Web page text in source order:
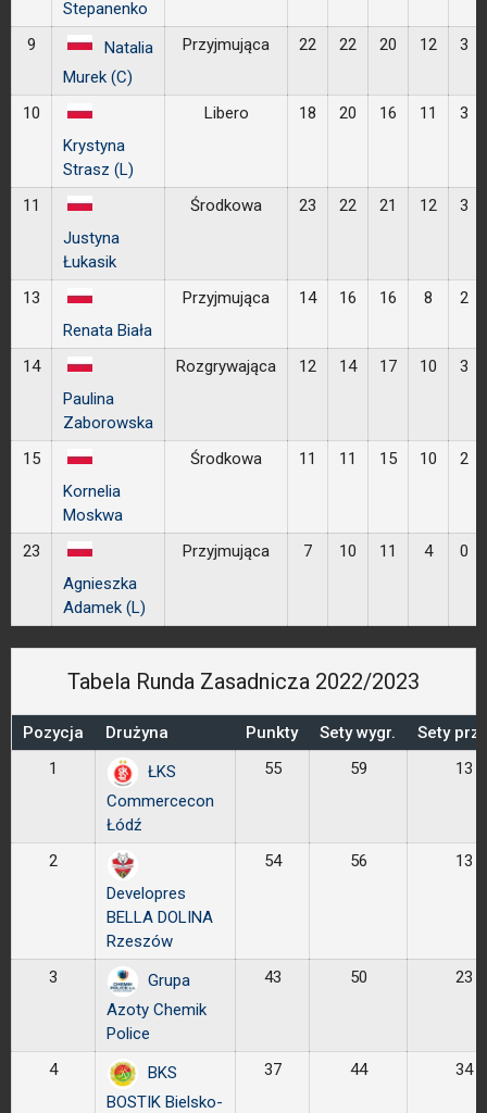
Stepanenko
9
Natalia
Murek (C)
Przyjmująca 22 22 20 12 3
10
Krystyna
Strasz (L)
Libero 18 20 16 11 3
11
Justyna
Łukasik
Środkowa 23 22 21 12 3
13
Renata Biała
Przyjmująca 14 16 16 8 2
14
Paulina
Zaborowska
Rozgrywająca 12 14 17 10 3
15
Kornelia
Moskwa
Środkowa 11 11 15 10 2
23
Agnieszka
Adamek (L)
Przyjmująca 7 10 11 4 0
Tabela Runda Zasadnicza 2022/2023
Pozycja Drużyna Punkty Sety wygr.
Sety
1
ŁKS
Commercecon
Łódź
55 59 13
2
Developres
BELLA DOLINA
Rzeszów
54 56 13
3
Grupa
Azoty Chemik
Police
43 50 23
4
BKS
BOSTIK Bielsko-
37 44 34